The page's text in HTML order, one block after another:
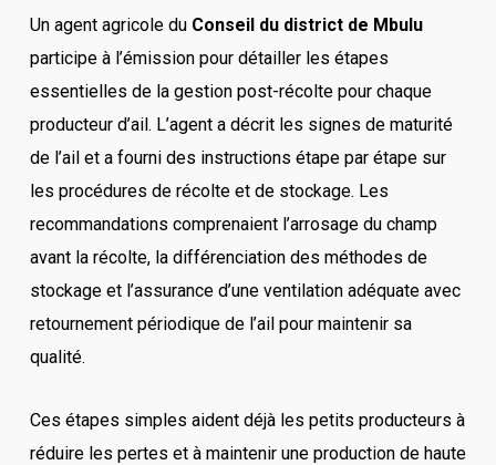
Un agent agricole du Conseil du district de Mbulu
participe à l’émission pour détailler les étapes
essentielles de la gestion post-récolte pour chaque
producteur d’ail. L’agent a décrit les signes de maturité
de l’ail et a fourni des instructions étape par étape sur
les procédures de récolte et de stockage. Les
recommandations comprenaient l’arrosage du champ
avant la récolte, la différenciation des méthodes de
stockage et l’assurance d’une ventilation adéquate avec
retournement périodique de l’ail pour maintenir sa
qualité.
Ces étapes simples aident déjà les petits producteurs à
réduire les pertes et à maintenir une production de haute